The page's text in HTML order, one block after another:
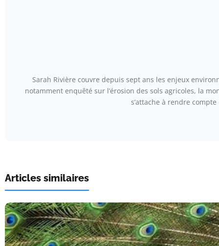
Sarah Rivière couvre depuis sept ans les enjeux
notamment enquêté sur l’érosion des sols agricoles, la
s’attache à rendre
Articles similaires